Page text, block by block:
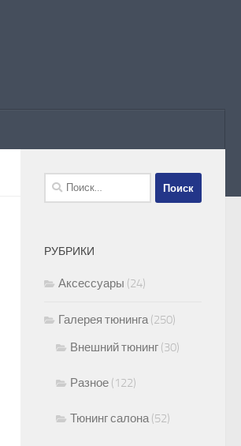
Найти:
РУБРИКИ
Аксессуары (24)
Галерея тюнинга(250)
Внешний тюнинг (30)
Разное (122)
Тюнинг салона(52)